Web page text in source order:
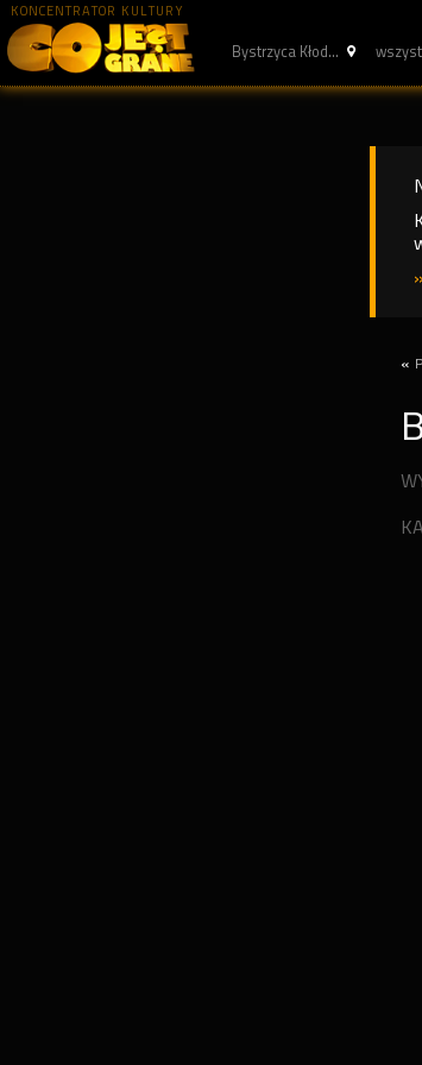
KONCENTRATOR KULTURY
Bystrzyca Kłod...
»
«